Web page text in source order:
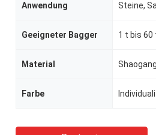
Anwendung Steine,
Geeigneter Bagger 1 t bis 60
Material
Farbe